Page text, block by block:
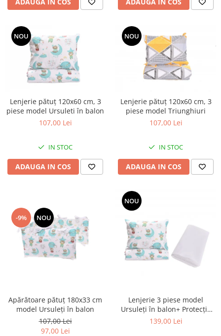
NOU
Lenjerie pătuț 120x60 cm, 3
piese model Ursuleti în balon
107,00 Lei
IN STOC
ADAUGA IN COS
NOU
Lenjerie pătuț 120x60 cm, 3
piese model Triunghiuri
107,00 Lei
IN STOC
ADAUGA IN COS
-9% NOU
Apărătoare pătuț 180x33 cm
model Ursuleți în balon
107,00 Lei
97,00 Lei
NOU
Lenjerie 3 piese model
Ursuleți în balon+ Protecție
impermeabilă pătuț 120x60
139,00 Lei